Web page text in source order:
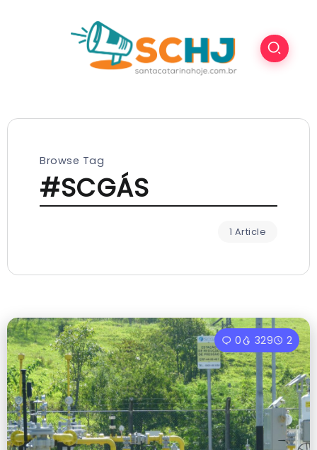
Browse Tag
#SCGÁS
1 Article
0 329 2